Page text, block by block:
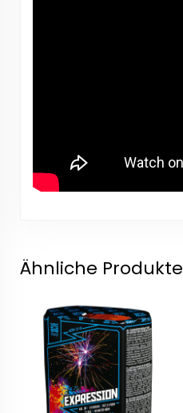
Ähnliche Produkte